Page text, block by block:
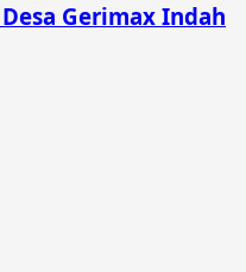
Gerimax Indah